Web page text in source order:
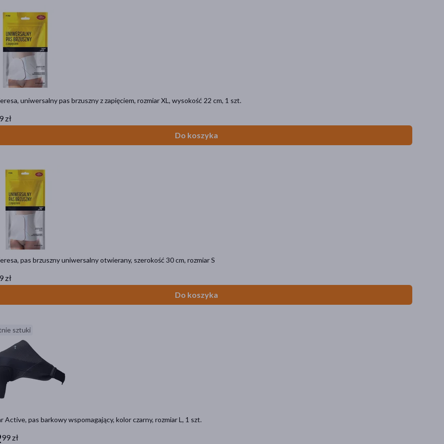
uniwersalny pas brzuszny z zapięciem, rozmiar XL, wysokość 22 cm, 1 szt.
zł
Do koszyka
pas brzuszny uniwersalny otwierany, szerokość 30 cm, rozmiar S
zł
Do koszyka
sztuki
Active, pas barkowy wspomagający, kolor czarny, rozmiar L, 1 szt.
99 zł